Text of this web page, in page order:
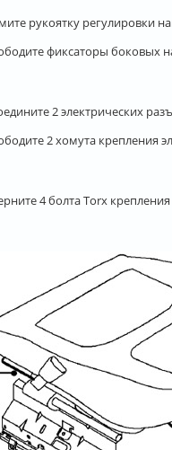
рукоятку регулировки
фиксаторы боковых
2 электрических
2 хомута крепления
4 болта Torx